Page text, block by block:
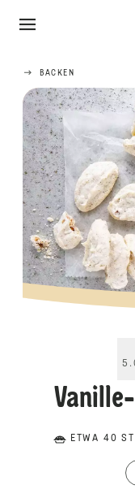
BACKEN
ETWA 40